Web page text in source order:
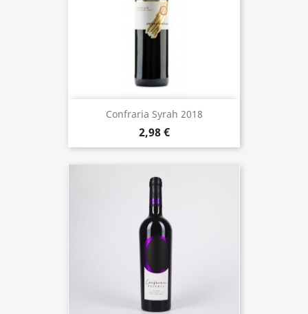
Confraria Syrah 2018
2,98 €